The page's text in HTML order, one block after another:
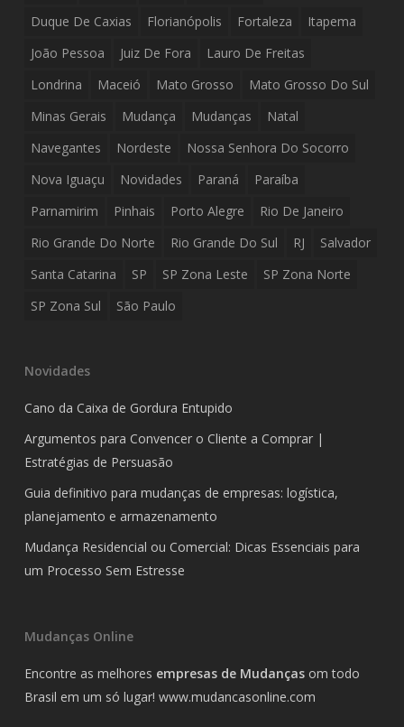
Duque De Caxias
Florianópolis Fortaleza
Itapema
João Pessoa
Juiz De Fora
Lauro De Freitas
Londrina
Maceió Mato Grosso
Mato Grosso Do Sul
Minas Gerais
Mudança Mudanças
Natal
Navegantes
Nordeste
Nossa Senhora Do Socorro
Nova Iguaçu
Novidades Paraná
Paraíba
Parnamirim
Pinhais Porto Alegre
Rio De Janeiro
Rio Grande Do Norte
Rio Grande Do Sul RJ
Salvador
Santa Catarina
SP SP Zona Leste
SP Zona Norte
SP Zona Sul
São Paulo
Novidades
Cano da Caixa de Gordura Entupido
Argumentos para Convencer o Cliente a Comprar |
Estratégias de Persuasão
Guia definitivo para mudanças de empresas: logística,
planejamento e armazenamento
Mudança Residencial ou Comercial: Dicas Essenciais para
um Processo Sem Estresse
Mudanças Online
Encontre as melhores empresas de Mudançasom todo
Brasil em um só lugar! www.mudancasonline.com